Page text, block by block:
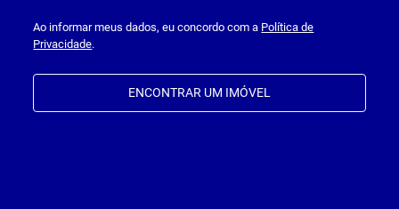
Ao informar meus dados, eu concordo com a Política de
Privacidade.
ENCONTRAR UM IMÓVEL